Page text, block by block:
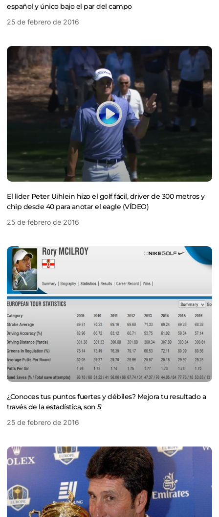
español y único bajo el par del campo
25 de febrero de 2016
El líder Peter Uihlein hizo el golf fácil, driver de 300 metros y
chip desde 40 para anotar el eagle (VÍDEO)
25 de febrero de 2016
¿Conoces tus puntos fuertes y débiles? Mejora tu resultado a
través de la estadística, son 5′
25 de febrero de 2016